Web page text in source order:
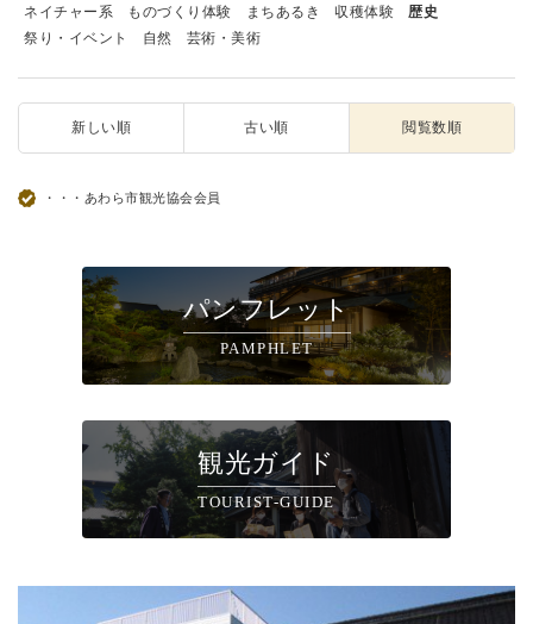
ネイチャー系
ものづくり体験 まちあるき 収穫体験
歴史
祭り・イベント
自然 芸術・美術
新しい順 古い順 閲覧数順
・・・あわら市観光協会会員
パンフレット
PAMPHLET
観光ガイド
TOURIST-GUIDE